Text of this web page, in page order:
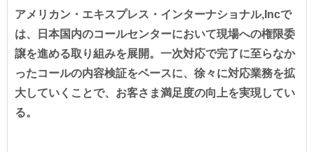
アメリカン・エキスプレス・インターナショナル,Incで
は、日本国内のコールセンターにおいて現場への権限委
譲を進める取り組みを展開。一次対応で完了に至らなか
ったコールの内容検証をベースに、徐々に対応業務を拡
大していくことで、お客さま満足度の向上を実現してい
る。